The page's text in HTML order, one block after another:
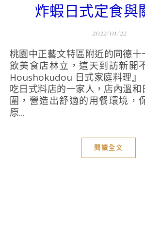
炸蝦日式定食與
2022/01/22
桃園中正藝文特區附近的同德十一街，有許多餐
飲美食店林立，這天到訪新開
Houshokudou 日式家庭料理』
吃日式料店的一家人，店內溫
圍，營造出舒適的用餐環境，
原...
閱讀全文